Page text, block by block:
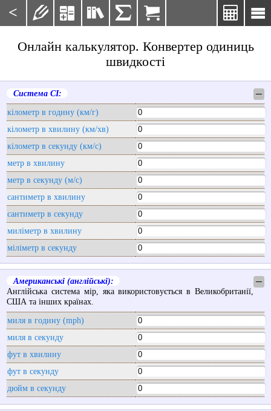
< 

    
Онлайн калькулятор. Конвертер одиниць
швидкості
Система СІ:
─
кілометр в годину (км/г)
кілометр в хвилину (км/хв)
кілометр в секунду (км/с)
метр в хвилину
метр в секунду (м/с)
сантиметр в хвилину
сантиметр в секунду
миліметр в хвилину
міліметр в секунду
Американські (англійські):
─
Англійська система мір, яка використовується в Великобританії,
США та інших країнах.
миля в годину (mph)
миля в секунду
фут в хвилину
фут в секунду
дюйм в секунду